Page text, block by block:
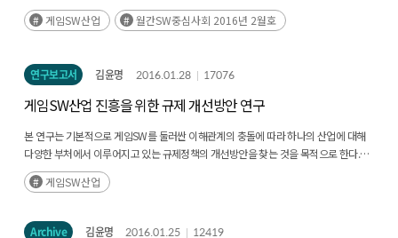
반면 글로벌 기업은 새로운 시장을 창출하기 위한 기술개발에 투자하고 있으나 우리는
규제대응이나 이미 시장에 나와있는 고전게임의 활용에 집중하는 면이 있음
필요가 있음
게임SW산업 월간SW중심사회 2016년 2월호
연구보고서 김윤명 2016.01.28 17076
게임SW산업 진흥을 위한 규제 개선방안 연구
본 연구는 기본적으로 게임SW를 둘러싼 이해관계의 충돌에 따라 하나의 산업에 대해
다양한 부처에서 이루어지고 있는 규제정책의 개선방안을 찾는 것을 목적으로 한다.
먼저, 게임관련 정책 현황을 정리하였으며, 이를 바탕으로 게임SW의 규제정책의
구조와 한계를 살펴보고자 하였다. 궁극적으로, 규제정책을 개선할 수 있는 게임산업법
게임SW산업
Archive 김윤명 2016.01.25 12419